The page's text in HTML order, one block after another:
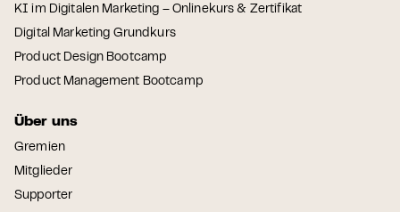
KI im Digitalen Marketing – Onlinekurs & Zertifikat
Digital Marketing Grundkurs
Product Design Bootcamp
Product Management Bootcamp
Über uns
Gremien
Mitglieder
Supporter